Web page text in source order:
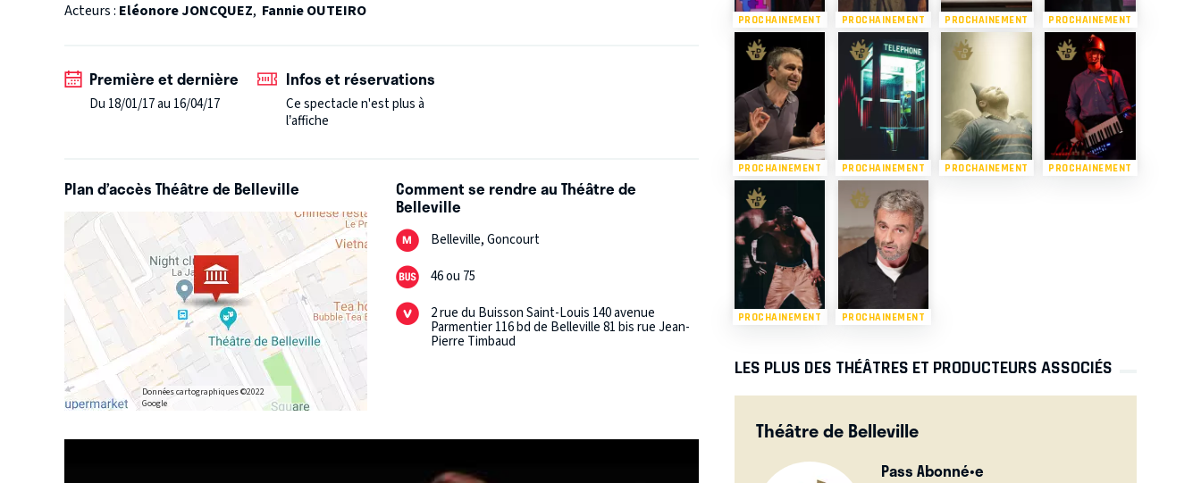
Acteurs : Eléonore JONCQUEZ, Fannie OUTEIRO
Première et dernière
Du 18/01/17 au 16/04/17
Infos et réservations
Ce spectacle n'est plus à
l’affiche
Plan d’accès Théâtre de Belleville
Données cartographiques ©2022
Google
Comment se rendre au Théâtre de
Belleville
Belleville, Goncourt
46 ou 75
2 rue du Buisson Saint-Louis 140 avenue
Parmentier 116 bd de Belleville 81 bis rue Jean-
Pierre Timbaud
PROCHAINEMENT PROCHAINEMENT PROCHAINEMENT PROCHAINEMENT
PROCHAINEMENT PROCHAINEMENT PROCHAINEMENT PROCHAINEMENT
PROCHAINEMENT PROCHAINEMENT
LES PLUS DES THÉÂTRES ET PRODUCTEURS ASSOCIÉS
Théâtre de Belleville
Pass Abonné•e